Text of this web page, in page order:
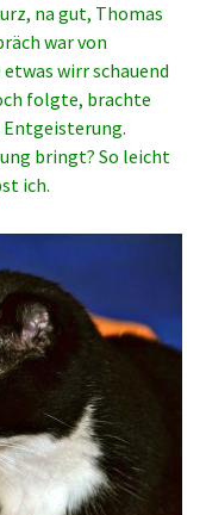
na gut, Thomas
war von
wirr schauend
folgte, brachte
Entgeisterung.
bringt? So leicht
ich.